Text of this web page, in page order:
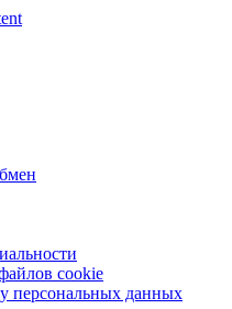
cookie
персональных данных